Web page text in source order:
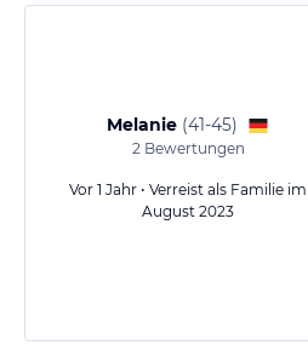
Melanie (41-45)
2Bewertungen
Vor 1 Jahr • Verreist als Familie im
August 2023